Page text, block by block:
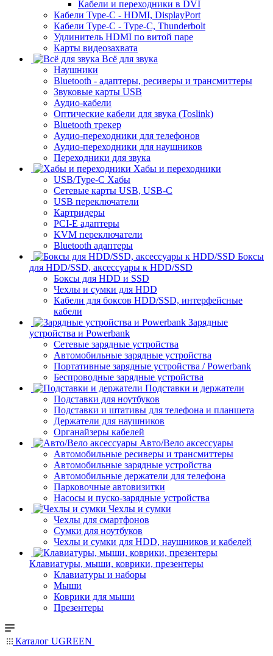
Кабели и переходники в DVI
Кабели Type-C - HDMI, DisplayPort
Кабели Type-C - Type-C, Thunderbolt
Удлинитель HDMI по витой паре
Карты видеозахвата
Всё для звука
Наушники
Bluetooth - адаптеры, ресиверы и трансмиттеры
Звуковые карты USB
Аудио-кабели
Оптические кабели для звука (Toslink)
Bluetooth трекер
Аудио-переходники для телефонов
Аудио-переходники для наушников
Переходники для звука
Хабы и переходники
USB/Type-C Хабы
Сетевые карты USB, USB-C
USB переключатели
Картридеры
PCI-E адаптеры
KVM переключатели
Bluetooth адаптеры
Боксы
для HDD/SSD, аксессуары к HDD/SSD
Боксы для HDD и SSD
Чехлы и сумки для HDD
Кабели для боксов HDD/SSD, интерфейсные
кабели
Зарядные
устройства и Powerbank
Сетевые зарядные устройства
Автомобильные зарядные устройства
Портативные зарядные устройства / Powerbank
Беспроводные зарядные устройства
Подставки и держатели
Подставки для ноутбуков
Подставки и штативы для телефона и планшета
Держатели для наушников
Органайзеры кабелей
Авто/Вело аксессуары
Автомобильные ресиверы и трансмиттеры
Автомобильные зарядные устройства
Автомобильные держатели для телефона
Парковочные автовизитки
Насосы и пуско-зарядные устройства
Чехлы и сумки
Чехлы для смартфонов
Сумки для ноутбуков
Чехлы и сумки для HDD, наушников и кабелей
Клавиатуры, мыши, коврики, презентеры
Клавиатуры и наборы
Мыши
Коврики для мыши
Презентеры
Каталог UGREEN